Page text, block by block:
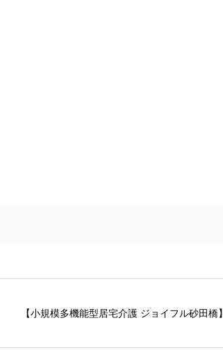
【小規模多機能型居宅介護 ジョイフル砂田橋】